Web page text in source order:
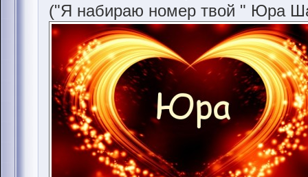
("Я набираю номер твой " Юра